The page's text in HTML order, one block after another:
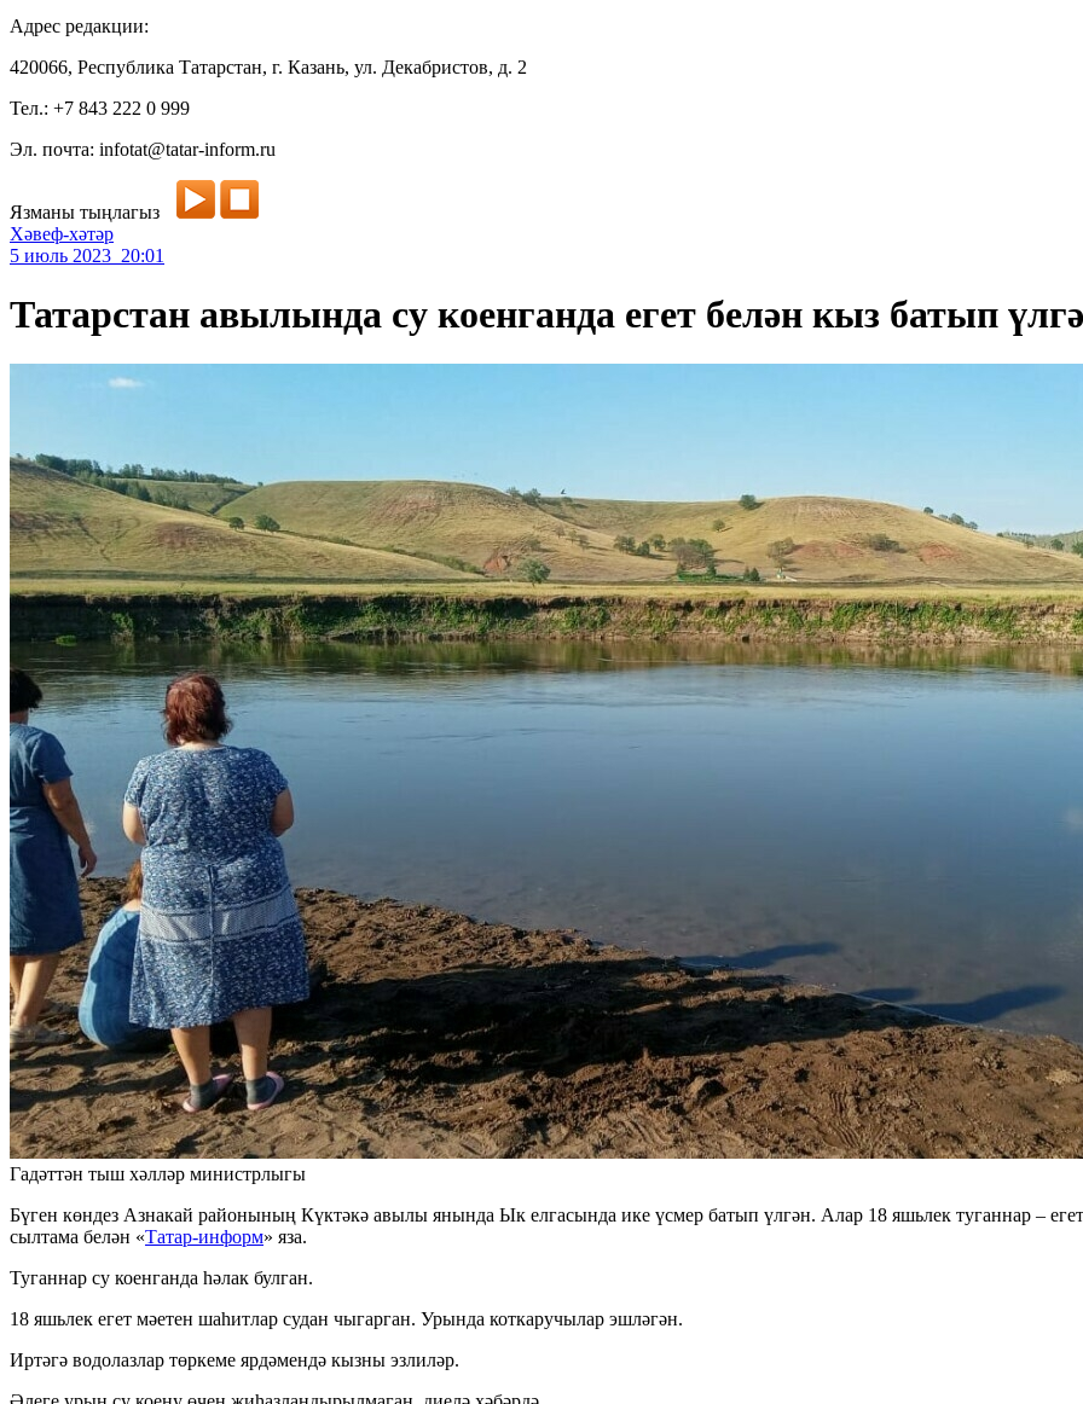
Адрес редакции:
420066, Республика Татарстан, г. Казань, ул. Декабристов, д. 2
Тел.: +7 843 222 0 999
Эл. почта: infotat@tatar-inform.ru
Язманы тыңлагыз
Хәвеф-хәтәр
5 июль 2023 20:01
Татарстан авылында су коенганда егет белән кыз батып
Гадәттән тыш хәлләр министрлыгы
Бүген көндез Азнакай районының Күктәкә авылы янында Ык елгасында ике үсмер батып үлгән. Алар 18 яшьлек туганнар –
сылтама белән «Татар-информ» яза.
Туганнар су коенганда һәлак булган.
18 яшьлек егет мәетен шаһитлар судан чыгарган. Урында коткаручылар эшләгән.
Иртәгә водолазлар төркеме ярдәмендә кызны эзлиләр.